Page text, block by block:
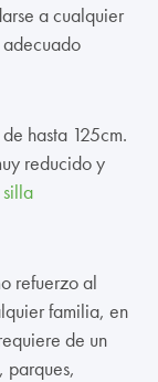
a cualquier
hasta 125cm.
reducido y
refuerzo al
familia, en
de un
parques,